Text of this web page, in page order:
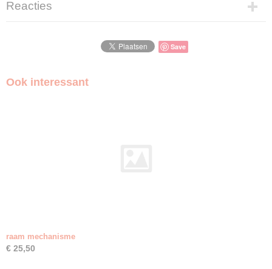
Reacties
Save
Ook interessant
raam mechanisme
€ 25,50